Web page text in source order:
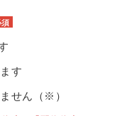
須
す
せん（※）